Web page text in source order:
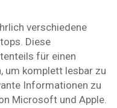
verschiedene
Diese
für einen
um komplett lesbar zu
Informationen zu
Microsoft und Apple.